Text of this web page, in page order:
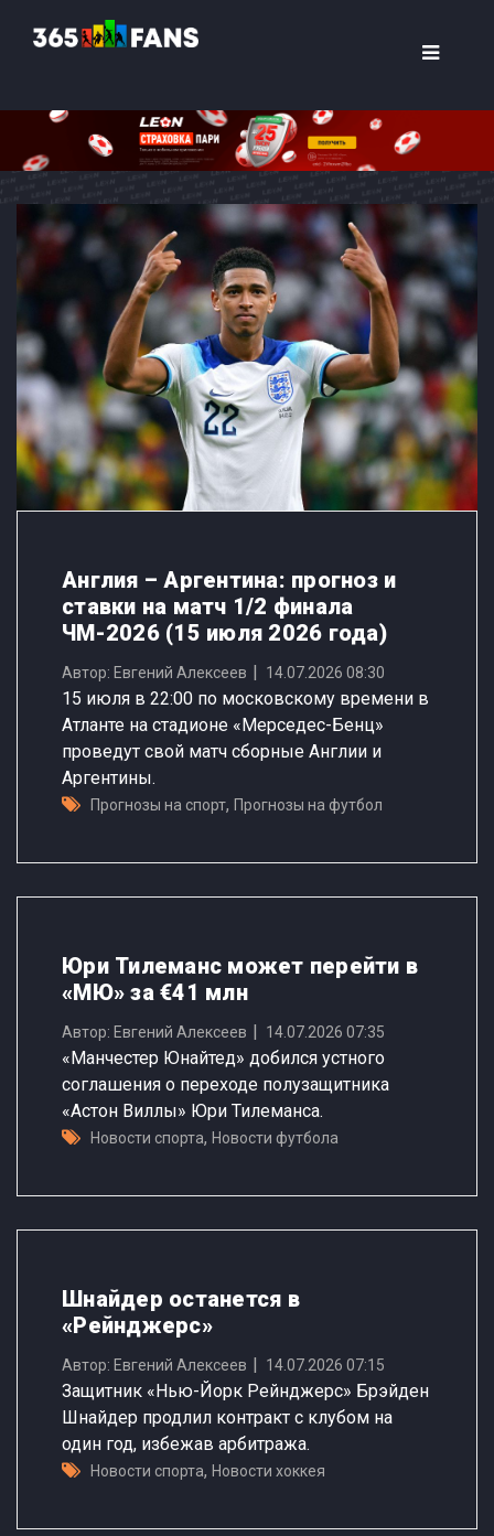
Англия – Аргентина: прогноз и
ставки на матч 1/2 финала
ЧМ-2026 (15 июля 2026 года)
Автор: Евгений Алексеев 14.07.2026 08:30
15 июля в 22:00 по московскому времени в
Атланте на стадионе «Мерседес-Бенц»
проведут свой матч сборные Англии и
Аргентины.
Прогнозы на спорт, Прогнозы на футбол
Юри Тилеманс может перейти в
«МЮ» за €41 млн
Автор: Евгений Алексеев 14.07.2026 07:35
«Манчестер Юнайтед» добился устного
соглашения о переходе полузащитника
«Астон Виллы» Юри Тилеманса.
Новости спорта, Новости футбола
Шнайдер останется в
«Рейнджерс»
Автор: Евгений Алексеев 14.07.2026 07:15
Защитник «Нью-Йорк Рейнджерс» Брэйден
Шнайдер продлил контракт с клубом на
один год, избежав арбитража.
Новости спорта, Новости хоккея